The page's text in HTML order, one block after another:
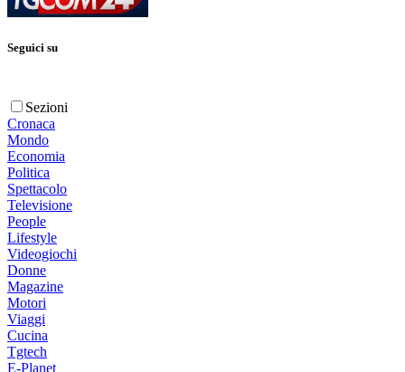
Seguici su
Sezioni
Cronaca
Mondo
Economia
Politica
Spettacolo
Televisione
People
Lifestyle
Videogiochi
Donne
Magazine
Motori
Viaggi
Cucina
Tgtech
E-Planet